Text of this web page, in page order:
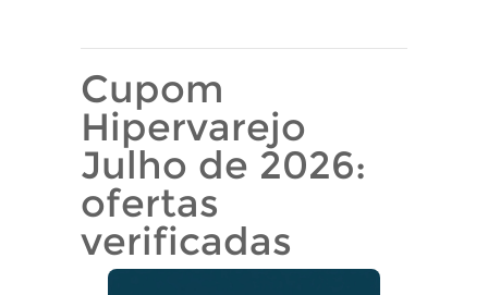
Cupom
Hipervarejo
Julho de 2026:
ofertas
verificadas